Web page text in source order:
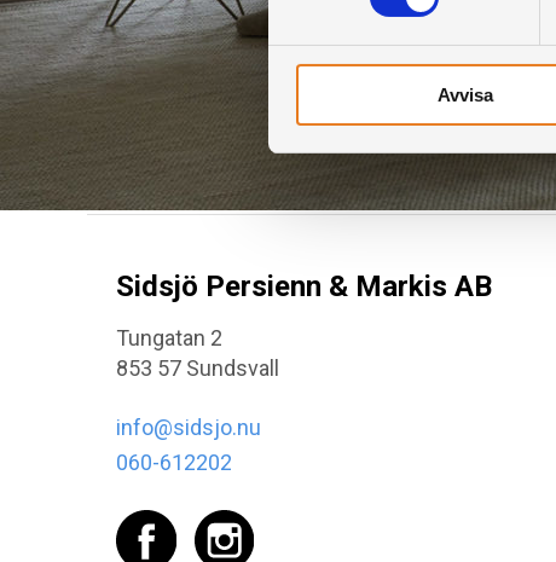
Avvisa
Sidsjö Persienn & Markis AB
Tungatan 2
853 57 Sundsvall
info@sidsjo.nu
060-612202